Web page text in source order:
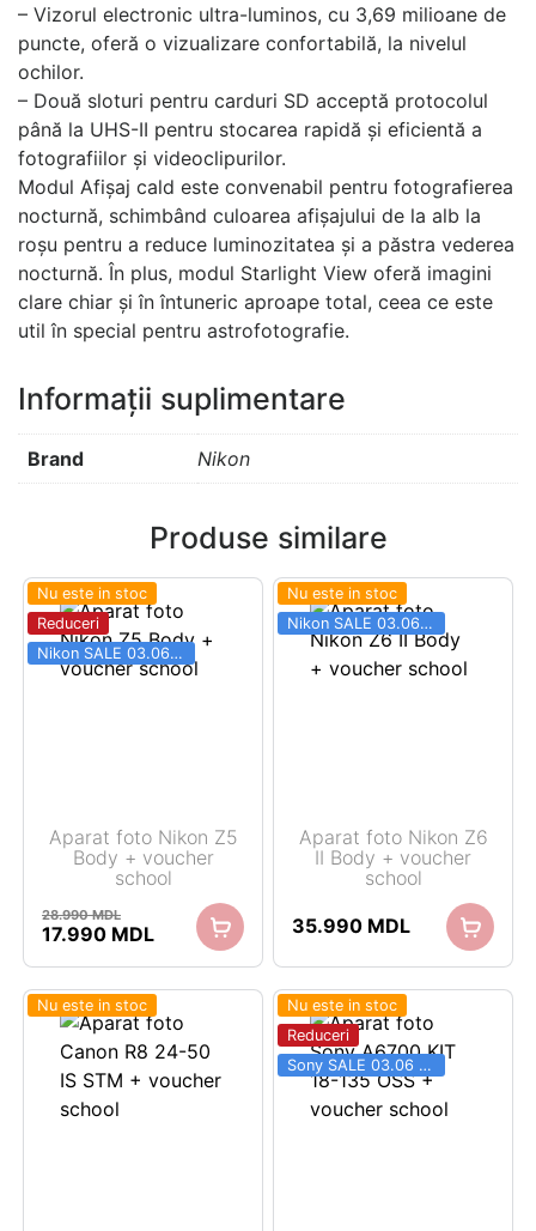
– Vizorul electronic ultra-luminos, cu 3,69 milioane de
puncte, oferă o vizualizare confortabilă, la nivelul
ochilor.
– Două sloturi pentru carduri SD acceptă protocolul
până la UHS-II pentru stocarea rapidă și eficientă a
fotografiilor și videoclipurilor.
Modul Afișaj cald este convenabil pentru fotografierea
nocturnă, schimbând culoarea afișajului de la alb la
roșu pentru a reduce luminozitatea și a păstra vederea
nocturnă. În plus, modul Starlight View oferă imagini
clare chiar și în întuneric aproape total, ceea ce este
util în special pentru astrofotografie.
Informații suplimentare
Brand Nikon
Produse similare
Nu este in stoc
Reduceri
Nikon SALE 03.06 - 31.08
Aparat foto Nikon Z5
Body + voucher
school
28.990MDL
Prețul
fost:
28.990 MDL.
17.990 MDL Prețul
curent
17.990 MDL.
Nu este in stoc
Nikon SALE 03.06 - 31.08
Aparat foto Nikon Z6
II Body + voucher
school
35.990 MDL
Nu este in stoc
Nu este in stoc
Reduceri
Sony SALE 03.06 - 31.08